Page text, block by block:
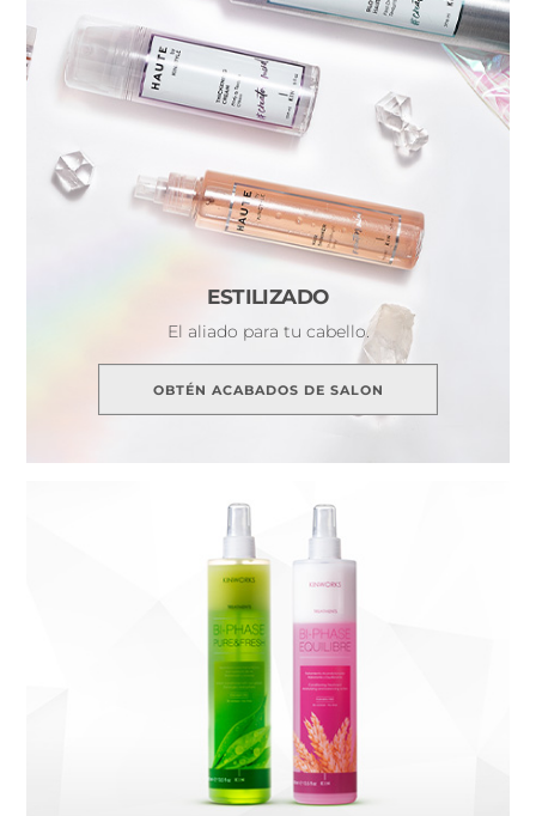
ESTILIZADO
El aliado para tu cabello.
OBTÉN ACABADOS DE SALON